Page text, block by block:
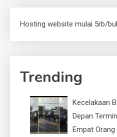
Hosting website mulai 5rb/
Trending
Kecelakaan
Depan
Empat